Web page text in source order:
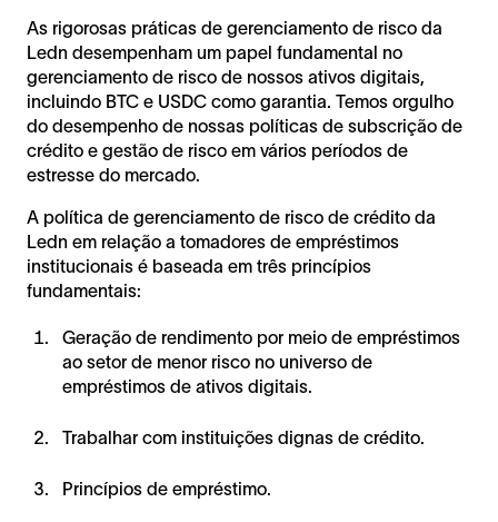
As rigorosas práticas de gerenciamento de risco da
Ledn desempenham um papel fundamental no
gerenciamento de risco de nossos ativos digitais,
incluindo BTC e USDC como garantia. Temos orgulho
do desempenho de nossas políticas de subscrição de
crédito e gestão de risco em vários períodos de
estresse do mercado.
A política de gerenciamento de risco de crédito da
Ledn em relação a tomadores de empréstimos
institucionais é baseada em três princípios
fundamentais:
Geração de rendimento por meio de empréstimos
ao setor de menor risco no universo de
empréstimos de ativos digitais.
Trabalhar com instituições dignas de crédito.
Princípios de empréstimo.